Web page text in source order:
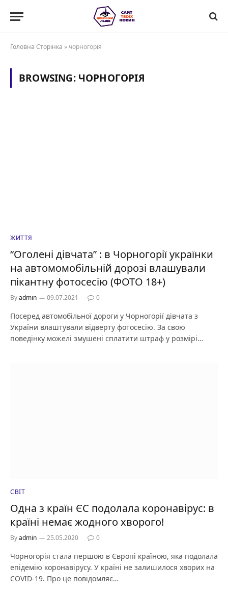
Головна Сторінка » чорногорія
BROWSING: ЧОРНОГОРІЯ
ЖИТТЯ
“Оголені дівчата” : в Чорногорії українки
на автомомобільній дорозі влашували
пікантну фотосесію (ФОТО 18+)
Byadmin 09.07.2021 0
Посеред автомобільної дороги у Чорногорії дівчата з
України влаштували відверту фотосесію. За свою
поведінку можелі змушені сплатити штраф у розмірі…
СВІТ
Одна з країн ЄС подолала коронавірус: в
країні немає жодного хворого!
Byadmin 25.05.2020 0
Чорногорія стала першою в Європі країною, яка подолала
епідемію коронавірусу. У країні не залишилося хворих на
COVID-19. Про це повідомляє…